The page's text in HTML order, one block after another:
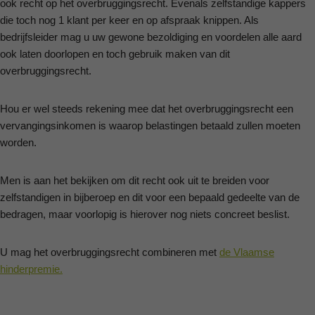
ook recht op het overbruggingsrecht. Evenals zelfstandige kappers
die toch nog 1 klant per keer en op afspraak knippen. Als
bedrijfsleider mag u uw gewone bezoldiging en voordelen alle aard
ook laten doorlopen en toch gebruik maken van dit
overbruggingsrecht.
Hou er wel steeds rekening mee dat het overbruggingsrecht een
vervangingsinkomen is waarop belastingen betaald zullen moeten
worden.
Men is aan het bekijken om dit recht ook uit te breiden voor
zelfstandigen in bijberoep en dit voor een bepaald gedeelte van de
bedragen, maar voorlopig is hierover nog niets concreet beslist.
U mag het overbruggingsrecht combineren met de Vlaamse
hinderpremie.